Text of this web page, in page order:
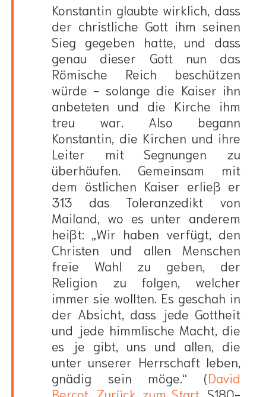
Konstantin glaubte wirklich, dass
der christliche Gott ihm seinen
Sieg gegeben hatte, und dass
genau dieser Gott nun das
Römische Reich beschützen
würde - solange die Kaiser ihn
anbeteten und die Kirche ihm
treu war. Also begann
Konstantin, die Kirchen und ihre
Leiter mit Segnungen zu
überhäufen. Gemeinsam mit
dem östlichen Kaiser erließ er
313 das Toleranzedikt von
Mailand, wo es unter anderem
heißt: „Wir haben verfügt, den
Christen und allen Menschen
freie Wahl zu geben, der
Religion zu folgen, welcher
immer sie wollten. Es geschah in
der Absicht, dass jede Gottheit
und jede himmlische Macht, die
es je gibt, uns und allen, die
unter unserer Herrschaft leben,
gnädig sein möge.“ (David
Bercot Zurück zum Start , S180-